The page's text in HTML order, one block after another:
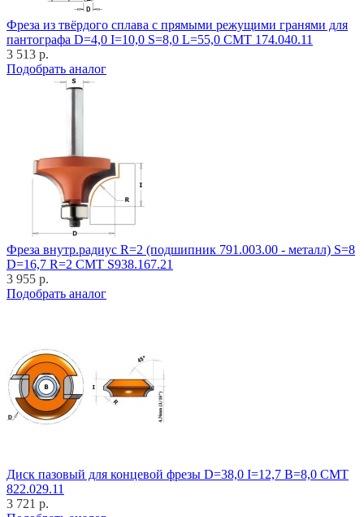
Фреза из твёрдого сплава с прямыми режущими гранями для
пантографа D=4,0 I=10,0 S=8,0 L=55,0 CMT 174.040.11
3 513 р.
Подобрать аналог
Фреза внутр.радиус R=2 (подшипник 791.003.00 - металл) S=8
D=16,7 R=2 CMT S938.167.21
3 955 р.
Подобрать аналог
Диск пазовый для концевой фрезы D=38,0 I=12,7 B=8,0 CMT
822.029.11
3 721 р.